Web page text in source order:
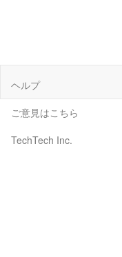
ヘルプ
ご意見はこちら
TechTech Inc.